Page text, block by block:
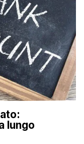
lungo